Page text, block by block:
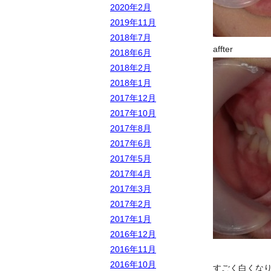
affter
すごく白くな
2020年2月
2019年11月
2018年7月
2018年6月
2018年2月
2018年1月
2017年12月
2017年10月
2017年8月
2017年6月
2017年5月
2017年4月
2017年3月
2017年2月
2017年1月
2016年12月
2016年11月
2016年10月